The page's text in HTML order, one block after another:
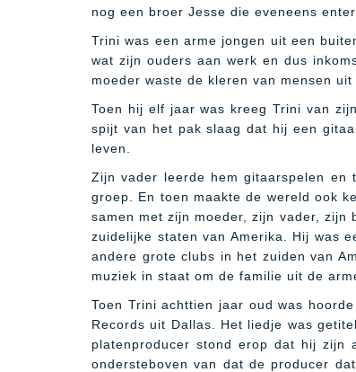
nog een broer Jesse die eveneens
Trini was een arme jongen uit een
wat zijn ouders aan werk en dus
moeder waste de kleren van mensen
Toen hij elf jaar was kreeg Trini van
spijt van het pak slaag dat hij een
leven.
Zijn vader leerde hem gitaarspelen
groep. En toen maakte de wereld ook
samen met zijn moeder, zijn vader,
zuidelijke staten van Amerika. Hij was
andere grote clubs in het zuiden van
muziek in staat om de familie uit de
Toen Trini achttien jaar oud was
Records uit Dallas. Het liedje was
platenproducer stond erop dat hij zijn
ondersteboven van dat de producer